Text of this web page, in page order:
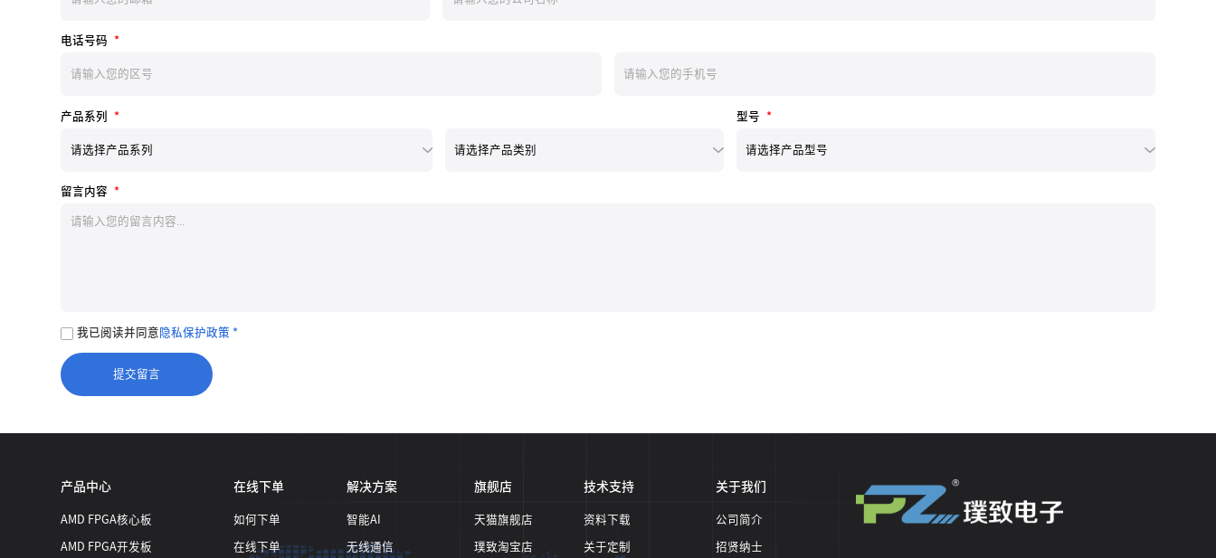
电话号码 *
产品系列 * 型号 *
留言内容 *
我已阅读并同意 隐私保护政策 *
产品中心
AMD FPGA核心板
AMD FPGA开发板
在线下单
如何下单
在线下单
解决方案
智能AI
无线通信
旗舰店
天猫旗舰店
璞致淘宝店
技术支持
资料下载
关于定制
关于我们
公司简介
招贤纳士